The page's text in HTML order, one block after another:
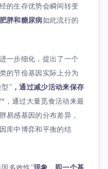
的生存优势会瞬间转变
肥胖和糖尿病如此流行的
一步细化，提出了一个
的节俭基因实际上分为
” ，通过减少活动来保存
，通过大量觅食活动来最
易感基因的分布差异，
库中博弈和平衡的结